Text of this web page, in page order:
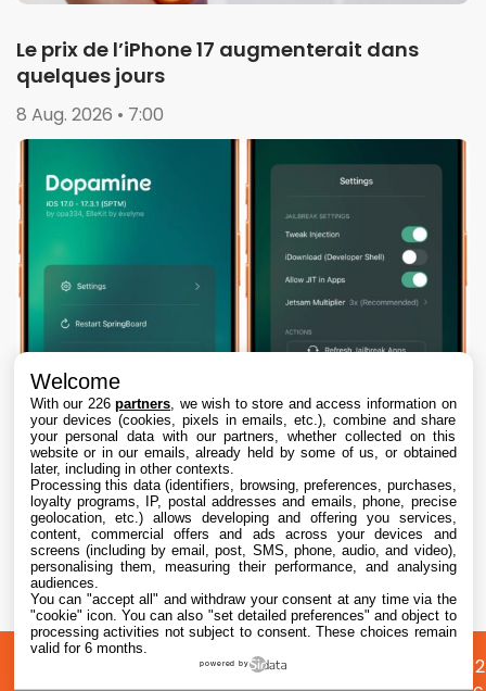
Le prix de l’iPhone 17 augmenterait dans
quelques jours
8 Aug. 2026 • 7:00
Dopamine 3, le jailbreak pour iOS 26 sur
iPhone, est disponible
7 Aug. 2026 • 22:44
Préférences
Confidentialité
©
Welcome
With our 226partners , we wish to store and access information on
your devices (cookies, pixels in emails, etc.), combine and share
your personal data with our partners, whether collected on this
website or in our emails, already held by some of us, or obtained
later, including in other contexts.
Processing this data (identifiers, browsing, preferences, purchases,
loyalty programs, IP, postal addresses and emails, phone, precise
geolocation, etc.) allows developing and offering you services,
content, commercial offers and ads across your devices and
screens (including by email, post, SMS, phone, audio, and video),
personalising them, measuring their performance, and analysing
audiences.
You can "accept all" and withdraw your consent at any time via the
"cookie" icon. You can also "set detailed preferences" and object to
processing activities not subject to consent. These choices remain
valid for 6 months.
powered by